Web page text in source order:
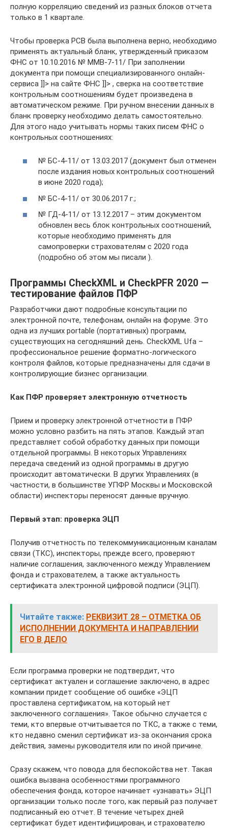
полную корреляцию сведений из разных блоков отчета
только в 1 квартале.
Чтобы проверка РСВ была выполнена верно, необходимо
применять актуальный бланк, утвержденный приказом
ФНС от 10.10.2016 № ММВ-7-11/ При заполнении
документа при помощи специализированного онлайн-
сервиса ]]> на сайте ФНС ]]> , сверка на соответствие
контрольным соотношениям будет произведена в
автоматическом режиме. При ручном внесении данных в
бланк проверку необходимо делать самостоятельно.
Для этого надо учитывать нормы таких писем ФНС о
контрольных соотношениях:
№ БС-4-11/ от 13.03.2017 (документ был отменен
после издания новых контрольных соотношений
в июне 2020 года);
№ БС-4-11/ от 30.06.2017 г.;
№ ГД-4-11/ от 13.12.2017 – этим документом
обновлен весь блок контрольных соотношений,
которые необходимо применять для
самопроверки страхователям с 2020 года
(подробно об этом мы писали ).
Программы CheckXML и CheckPFR 2020 —
тестирование файлов ПФР
Разработчики дают подробные консультации по
электронной почте, телефонам, онлайн на форуме. Это
одна из лучших portable (портативных) программ,
существующих на сегодняшний день. CheckXML Ufa –
профессиональное решение форматно-логического
контроля файлов, которые предназначены для сдачи в
контролирующие бизнес организации.
Как ПФР проверяет электронную отчетность
Прием и проверку электронной отчетности в ПФР
можно условно разбить на пять этапов. Каждый этап
представляет собой обработку данных при помощи
отдельной программы. В некоторых Управлениях
передача сведений из одной программы в другую
происходит автоматически. В других Управлениях (в
частности, в большинстве УПФР Москвы и Московской
области) инспекторы переносят данные вручную.
Первый этап: проверка ЭЦП
Получив отчетность по телекоммуникационным каналам
связи (ТКС), инспекторы, прежде всего, проверяют
наличие соглашения, заключенного между Управлением
фонда и страхователем, а также актуальность
сертификата электронной цифровой подписи (ЭЦП).
Читайте также: РЕКВИЗИТ 28 – ОТМЕТКА ОБ
ИСПОЛНЕНИИ ДОКУМЕНТА И НАПРАВЛЕНИИ
ЕГО В ДЕЛО
Если программа проверки не подтвердит, что
сертификат актуален и соглашение заключено, в адрес
компании придет сообщение об ошибке «ЭЦП
проставлена сертификатом, на который нет
заключенного соглашения». Такое обычно случается с
теми, кто впервые отчитывается по ТКС, а также с теми,
кто недавно сменил сертификат из-за окончания срока
действия, замены руководителя или по иной причине.
Сразу скажем, что повода для беспокойства нет. Такая
ошибка вызвана особенностями программного
обеспечения фонда, которое начинает «узнавать» ЭЦП
организации только после того, как первый раз получает
подписанный ею отчет. В течение четырех дней
сертификат будет идентифицирован, и страхователю